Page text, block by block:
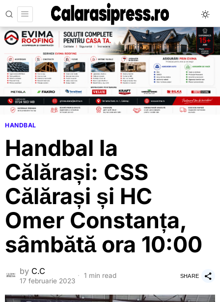
HANDBAL
Handbal la
Călărași: CSS
Călărași și HC
Omer Constanța,
sâmbătă ora 10:00
by C.C
17 februarie 2023
1 min read SHARE